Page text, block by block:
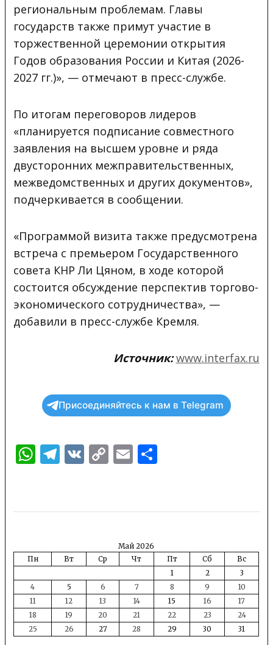
региональным проблемам. Главы
государств также примут участие в
торжественной церемонии открытия
Годов образования России и Китая (2026-
2027 гг.)», — отмечают в пресс-службе.
По итогам переговоров лидеров
«планируется подписание совместного
заявления на высшем уровне и ряда
двусторонних межправительственных,
межведомственных и других документов»,
подчеркивается в сообщении.
«Программой визита также предусмотрена
встреча с премьером Государственного
совета КНР Ли Цяном, в ходе которой
состоится обсуждение перспектив торгово-
экономического сотрудничества», —
добавили в пресс-службе Кремля.
Источник: www.interfax.ru
Присоединяйтесь к нам в Telegram
WhatsApp
Telegram
VKCopyEmail
Май 2026
Пн
Вт Ср Чт Пт Сб
Вс
1
2
3
4
5 6 7 8 9
10
11
12 13 14 15 16
17
18
19 20 21 22 23
24
25
26 27 28 29 30 31